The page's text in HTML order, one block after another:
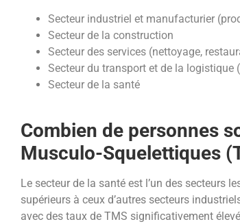
Secteur industriel et manufacturier
Secteur de la construction
Secteur des services (nettoyage,
Secteur du transport et de la
Secteur de la santé
Combien de personnes
Musculo-Squelettiques
Le secteur de la santé est l’un des secteurs
supérieurs à ceux d’autres secteurs
avec des taux de TMS significativement